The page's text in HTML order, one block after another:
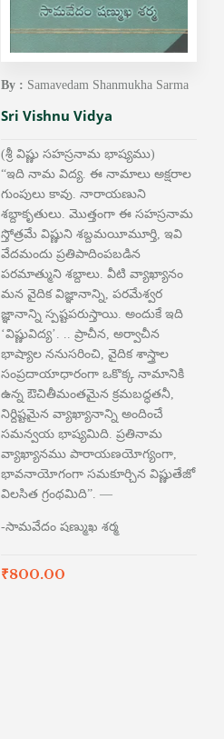
By : Samavedam Shanmukha Sarma
Sri Vishnu Vidya
(శ్రీ విష్ణు సహస్రనామ భాష్యము)
“ఇది నామ విద్య. ఈ నామాలు అక్షరాల
గుంపులు కావు. నారాయణుని
శబ్దాకృతులు. మొత్తంగా ఈ సహస్రనామ
స్తోత్రమే విష్ణుని శబ్దమయీమూర్తి, ఇవి
వేదమందు ప్రతిపాదింపబడిన
పరమాత్ముని శబ్దాలు. వీటి వ్యాఖ్యానం
మన వైదిక విజ్ఞానాన్ని, పరమేశ్వర
జ్ఞానాన్ని స్పష్టపరుస్తాయి. అందుకే ఇది
‘విష్ణువిద్య’. .. ప్రాచీన, అర్వాచీన
భాష్యాల ననుసరించి, వైదిక శాస్త్రాల
సంప్రదాయాధారంగా ఒకొక్క నామానికి
ఉన్న ఔచితీమంతమైన క్రమబద్ధతనీ,
నిర్దిష్టమైన వ్యాఖ్యానాన్ని అందించే
సమన్వయ భాష్యమిది. ప్రతినామ
వ్యాఖ్యానము పారాయణయోగ్యంగా,
భావనాయోగంగా సమకూర్చిన విష్ణుతేజో
విలసిత గ్రంథమిది”. —
-సామవేదం షణ్ముఖ శర్మ
₹800.00